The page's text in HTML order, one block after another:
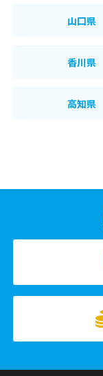
山口県
香川県
高知県